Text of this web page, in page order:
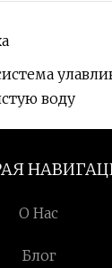
воду
О Нас
Блог